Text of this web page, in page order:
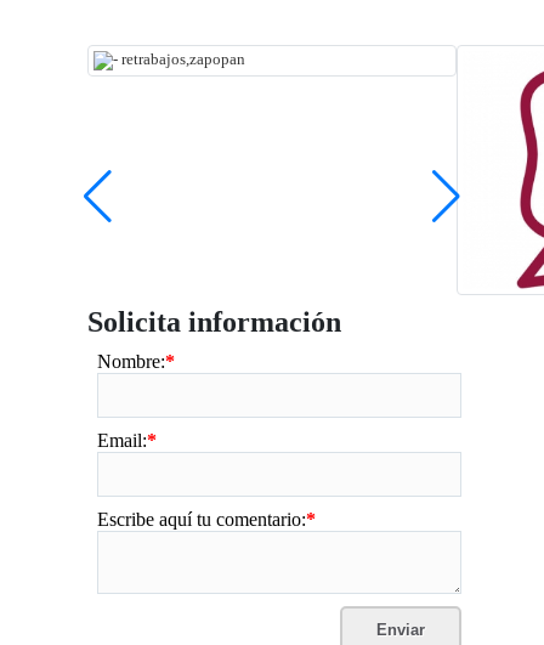
Solicita información